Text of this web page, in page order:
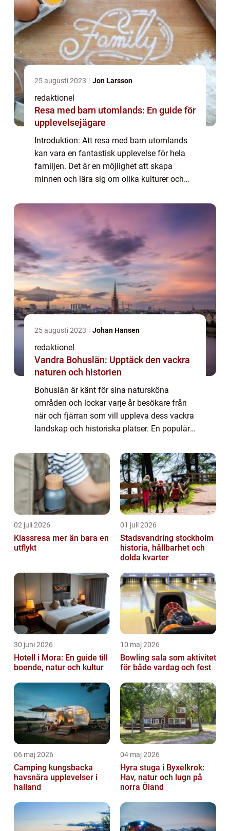
25 augusti 2023 Jon Larsson
redaktionel
Resa med barn utomlands: En guide för
upplevelsejägare
Introduktion: Att resa med barn utomlands
kan vara en fantastisk upplevelse för hela
familjen. Det är en möjlighet att skapa
minnen och lära sig om olika kulturer och
kommer vi att ta en grundlig titt på res...
25 augusti 2023 Johan Hansen
redaktionel
Vandra Bohuslän: Upptäck den vackra
naturen och historien
Bohuslän är känt för sina natursköna
områden och lockar varje år besökare från
när och fjärran som vill uppleva dess vackra
landskap och historiska platser. En populär
besökare möjlighet att utforska Boh...
02 juli 2026
Klassresa mer än bara en
utflykt
01 juli 2026
Stadsvandring stockholm
historia, hållbarhet och
dolda kvarter
30 juni 2026
Hotell i Mora: En guide till
boende, natur och kultur
10 maj 2026
Bowling sala som aktivitet
för både vardag och fest
06 maj 2026
Camping kungsbacka
havsnära upplevelser i
halland
04 maj 2026
Hyra stuga i Byxelkrok:
Hav, natur och lugn på
norra Öland